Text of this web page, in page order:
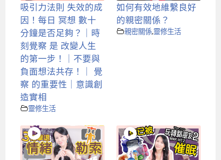
吸引力法則 失效的成
因！每日 冥想 數十
分鐘是否足夠？｜時
刻覺察 是 改變人生
的第一步！｜不要與
負面想法共存！｜ 覺
察 的重要性｜意識創
造實相
靈修生活
如何有效地維繫良好
的親密關係？
親密關係,靈修生活